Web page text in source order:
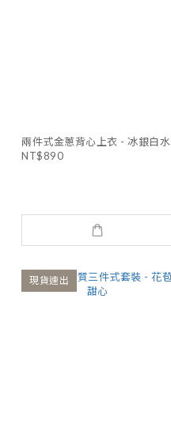
兩件式金蔥背心上衣 - 冰銀白水
NT$890
現貨速出